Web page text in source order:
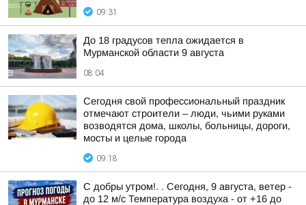
09:31
До 18 градусов тепла ожидается в
Мурманской области 9 августа
08:04
Сегодня свой профессиональный праздник
отмечают строители – люди, чьими руками
возводятся дома, школы, больницы, дороги,
мосты и целые города
09:18
С добры утром!. . Сегодня, 9 августа, ветер -
до 12 м/с Температура воздуха - от +16 до